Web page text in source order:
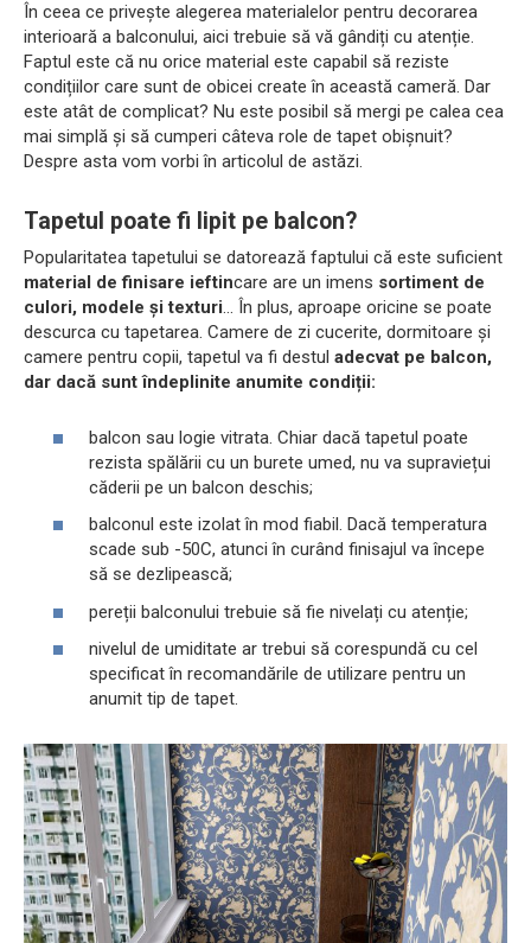
În ceea ce privește alegerea materialelor pentru decorarea
interioară a balconului, aici trebuie să vă gândiți cu atenție.
Faptul este că nu orice material este capabil să reziste
condițiilor care sunt de obicei create în această cameră. Dar
este atât de complicat? Nu este posibil să mergi pe calea cea
mai simplă și să cumperi câteva role de tapet obișnuit?
Despre asta vom vorbi în articolul de astăzi.
Tapetul poate fi lipit pe balcon?
Popularitatea tapetului se datorează faptului că este suficient
material de finisare ieftincare are un imens sortiment de
culori, modele și texturi... În plus, aproape oricine se poate
descurca cu tapetarea. Camere de zi cucerite, dormitoare și
camere pentru copii, tapetul va fi destul adecvat pe balcon,
dar dacă sunt îndeplinite anumite condiții:
balcon sau logie vitrata. Chiar dacă tapetul poate
rezista spălării cu un burete umed, nu va supraviețui
căderii pe un balcon deschis;
balconul este izolat în mod fiabil. Dacă temperatura
scade sub -50C, atunci în curând finisajul va începe
să se dezlipească;
pereții balconului trebuie să fie nivelați cu atenție;
nivelul de umiditate ar trebui să corespundă cu cel
specificat în recomandările de utilizare pentru un
anumit tip de tapet.